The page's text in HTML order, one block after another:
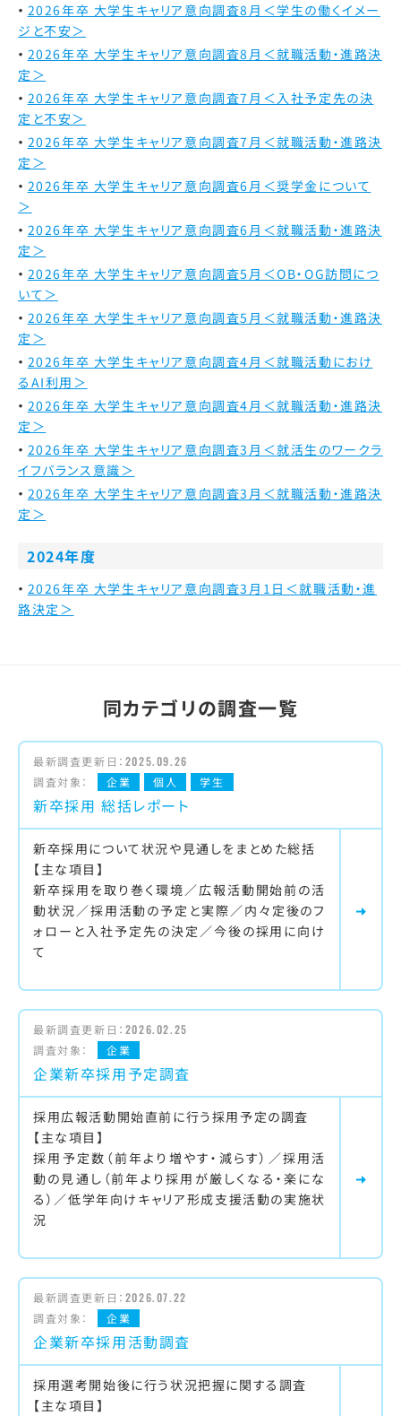
2026年卒 大学生キャリア意向調査8月＜学生の働くイメー
ジと不安＞
2026年卒 大学生キャリア意向調査8月＜就職活動・進路決
定＞
2026年卒 大学生キャリア意向調査7月＜入社予定先の決
定と不安＞
2026年卒 大学生キャリア意向調査7月＜就職活動・進路決
定＞
2026年卒 大学生キャリア意向調査6月＜奨学金について
＞
2026年卒 大学生キャリア意向調査6月＜就職活動・進路決
定＞
2026年卒 大学生キャリア意向調査5月＜OB・OG訪問につ
いて＞
2026年卒 大学生キャリア意向調査5月＜就職活動・進路決
定＞
2026年卒 大学生キャリア意向調査4月＜就職活動におけ
るAI利用＞
2026年卒 大学生キャリア意向調査4月＜就職活動・進路決
定＞
2026年卒 大学生キャリア意向調査3月＜就活生のワークラ
イフバランス意識＞
2026年卒 大学生キャリア意向調査3月＜就職活動・進路決
定＞
2024年度
2026年卒 大学生キャリア意向調査3月1日＜就職活動・進
路決定＞
同カテゴリの調査一覧
最新調査更新日： 2025.09.26
調査対象：
企業 個人 学生
新卒採用 総括レポート
新卒採用について状況や見通しをまとめた総括
【主な項目】
新卒採用を取り巻く環境／広報活動開始前の活
動状況／採用活動の予定と実際／内々定後のフ
ォローと入社予定先の決定／今後の採用に向け
て
最新調査更新日： 2026.02.25
調査対象：
企業
企業新卒採用予定調査
採用広報活動開始直前に行う採用予定の調査
【主な項目】
採用予定数（前年より増やす・減らす）／採用活
動の見通し（前年より採用が厳しくなる・楽にな
る）／低学年向けキャリア形成支援活動の実施状
況
最新調査更新日： 2026.07.22
調査対象：
企業
企業新卒採用活動調査
採用選考開始後に行う状況把握に関する調査
【主な項目】